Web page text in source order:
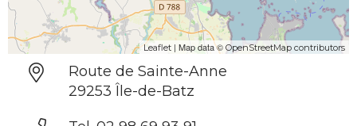
Leaflet | Map data © OpenStreetMap contributors
Route de Sainte-Anne
29253 Île-de-Batz